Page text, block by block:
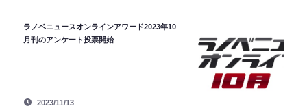
ラノベニュースオンラインアワード2023年10
月刊のアンケート投票開始
2023/11/13